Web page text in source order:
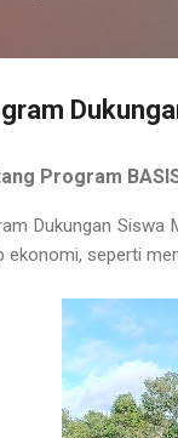
Program
Dukungan Siswa
ekonomi, seperti